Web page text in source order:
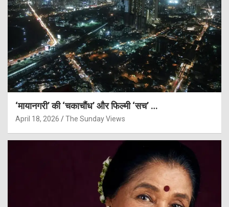
‘मायानगरी’ की ‘चकाचौंध’ और फिल्मी ‘सच’ …
April 18, 2026 The Sunday Views